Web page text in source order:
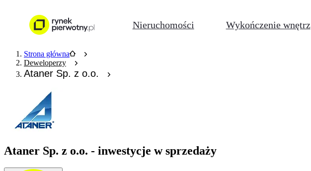
Nieruchomości Wykończenie wnętrz
Strona główna
Deweloperzy
Ataner Sp. z o.o.
Ataner Sp. z o.o. - inwestycje w sprzedaży